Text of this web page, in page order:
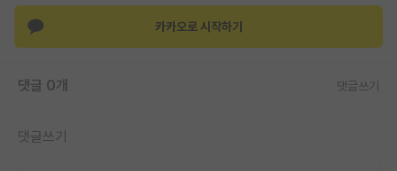
카카오로 시작하기
댓글 0개 댓글쓰기
댓글쓰기